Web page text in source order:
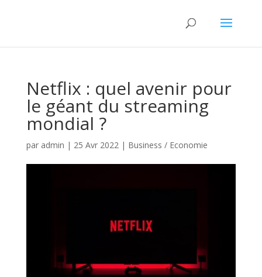
Netflix : quel avenir pour
le géant du streaming
mondial ?
par admin | 25 Avr 2022| Business / Economie